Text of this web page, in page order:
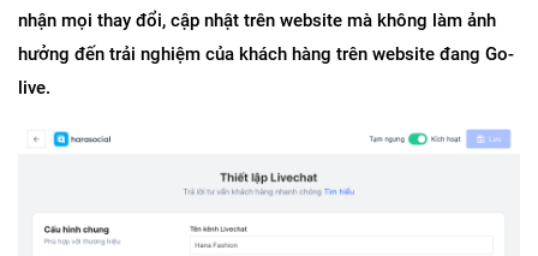
nhận mọi thay đổi, cập nhật trên website mà không làm ảnh
hưởng đến trải nghiệm của khách hàng trên website đang Go-
live.